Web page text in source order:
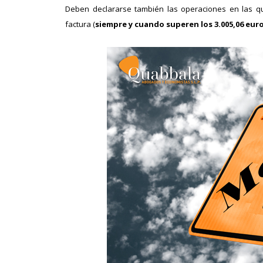
Deben declararse también las operaciones en las
factura (siempre y cuando superen los 3.005,06